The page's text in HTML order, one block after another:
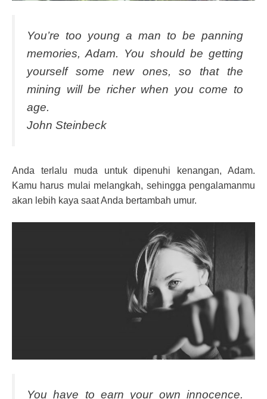
You’re too young a man to be panning
memories, Adam. You should be getting
yourself some new ones, so that the
mining will be richer when you come to
age.
John Steinbeck
Anda terlalu muda untuk dipenuhi kenangan, Adam.
Kamu harus mulai melangkah, sehingga pengalamanmu
akan lebih kaya saat Anda bertambah umur.
You have to earn your own innocence.